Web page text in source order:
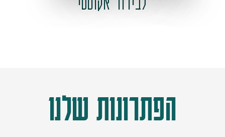
הפתרונות שלנו